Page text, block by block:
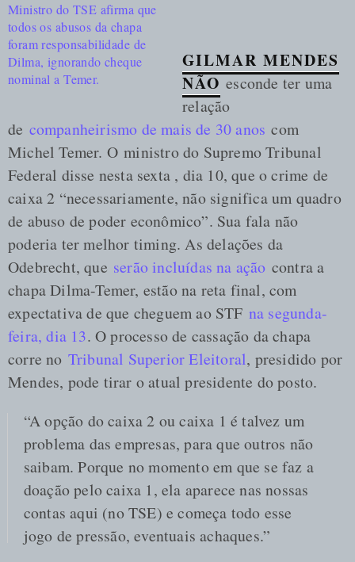
Ministro do TSE afirma que
todos os abusos da chapa
foram responsabilidade de
Dilma, ignorando cheque
nominal a Temer.
GILMAR MENDES
NÃO esconde ter uma
relação
de companheirismo de mais de 30 anos com
Michel Temer. O ministro do Supremo Tribunal
Federal disse nesta sexta , dia 10, que o crime de
caixa 2 “necessariamente, não significa um quadro
de abuso de poder econômico”. Sua fala não
poderia ter melhor timing. As delações da
Odebrecht, que serão incluídas na ação contra a
chapa Dilma-Temer, estão na reta final, com
expectativa de que cheguem ao STF na segunda-
feira, dia 13. O processo de cassação da chapa
corre no Tribunal Superior Eleitoral, presidido por
Mendes, pode tirar o atual presidente do posto.
“A opção do caixa 2 ou caixa 1 é talvez um
problema das empresas, para que outros não
saibam. Porque no momento em que se faz a
doação pelo caixa 1, ela aparece nas nossas
contas aqui (no TSE) e começa todo esse
jogo de pressão, eventuais achaques.”